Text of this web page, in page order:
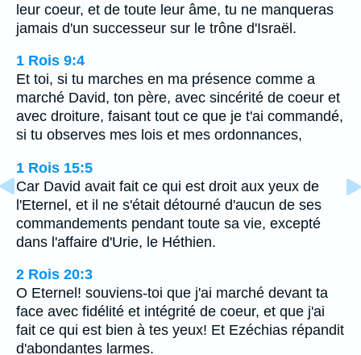
leur coeur, et de toute leur âme, tu ne manqueras
jamais d'un successeur sur le trône d'Israël.
1 Rois 9:4
Et toi, si tu marches en ma présence comme a
marché David, ton père, avec sincérité de coeur et
avec droiture, faisant tout ce que je t'ai commandé,
si tu observes mes lois et mes ordonnances,
1 Rois 15:5
Car David avait fait ce qui est droit aux yeux de
l'Eternel, et il ne s'était détourné d'aucun de ses
commandements pendant toute sa vie, excepté
dans l'affaire d'Urie, le Héthien.
2 Rois 20:3
O Eternel! souviens-toi que j'ai marché devant ta
face avec fidélité et intégrité de coeur, et que j'ai
fait ce qui est bien à tes yeux! Et Ezéchias répandit
d'abondantes larmes.